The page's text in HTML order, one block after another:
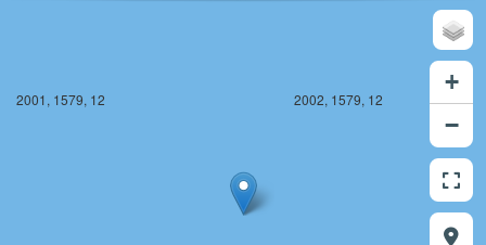
2001, 1579, 12 2002, 1579, 12
+
−